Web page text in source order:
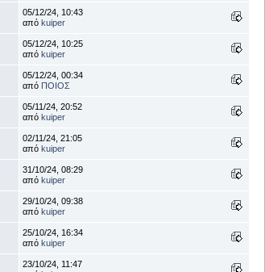
05/12/24, 10:43
από kuiper
05/12/24, 10:25
από kuiper
05/12/24, 00:34
από ΠΟΙΟΣ
05/11/24, 20:52
από kuiper
02/11/24, 21:05
από kuiper
31/10/24, 08:29
από kuiper
29/10/24, 09:38
από kuiper
25/10/24, 16:34
από kuiper
23/10/24, 11:47